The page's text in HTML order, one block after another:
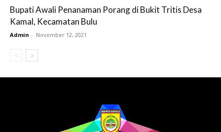
Bupati Awali Penanaman Porang di Bukit Tritis Desa
Kamal, Kecamatan Bulu
Admin - November 12, 2021